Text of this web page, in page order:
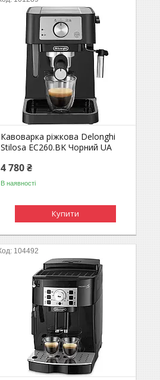
Кавоварка ріжкова Delonghi
Stilosa EC260.BK Чорний UA
4 780 ₴
В наявності
Купити
104492